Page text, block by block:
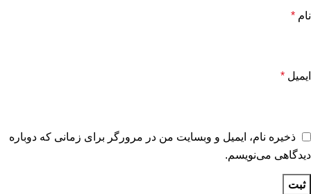
نام *
ایمیل *
ذخیره نام، ایمیل و وبسایت من در مرورگر برای زمانی که دوباره
دیدگاهی می‌نویسم.